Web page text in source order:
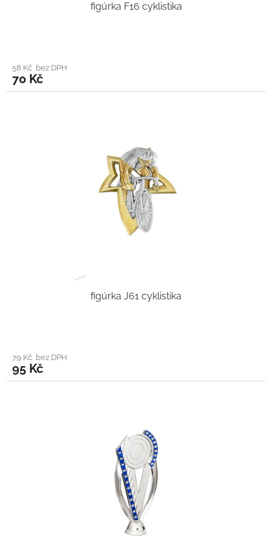
figúrka F16 cyklistika
58 Kč bez DPH
70 Kč
figúrka J61 cyklistika
79 Kč bez DPH
95 Kč